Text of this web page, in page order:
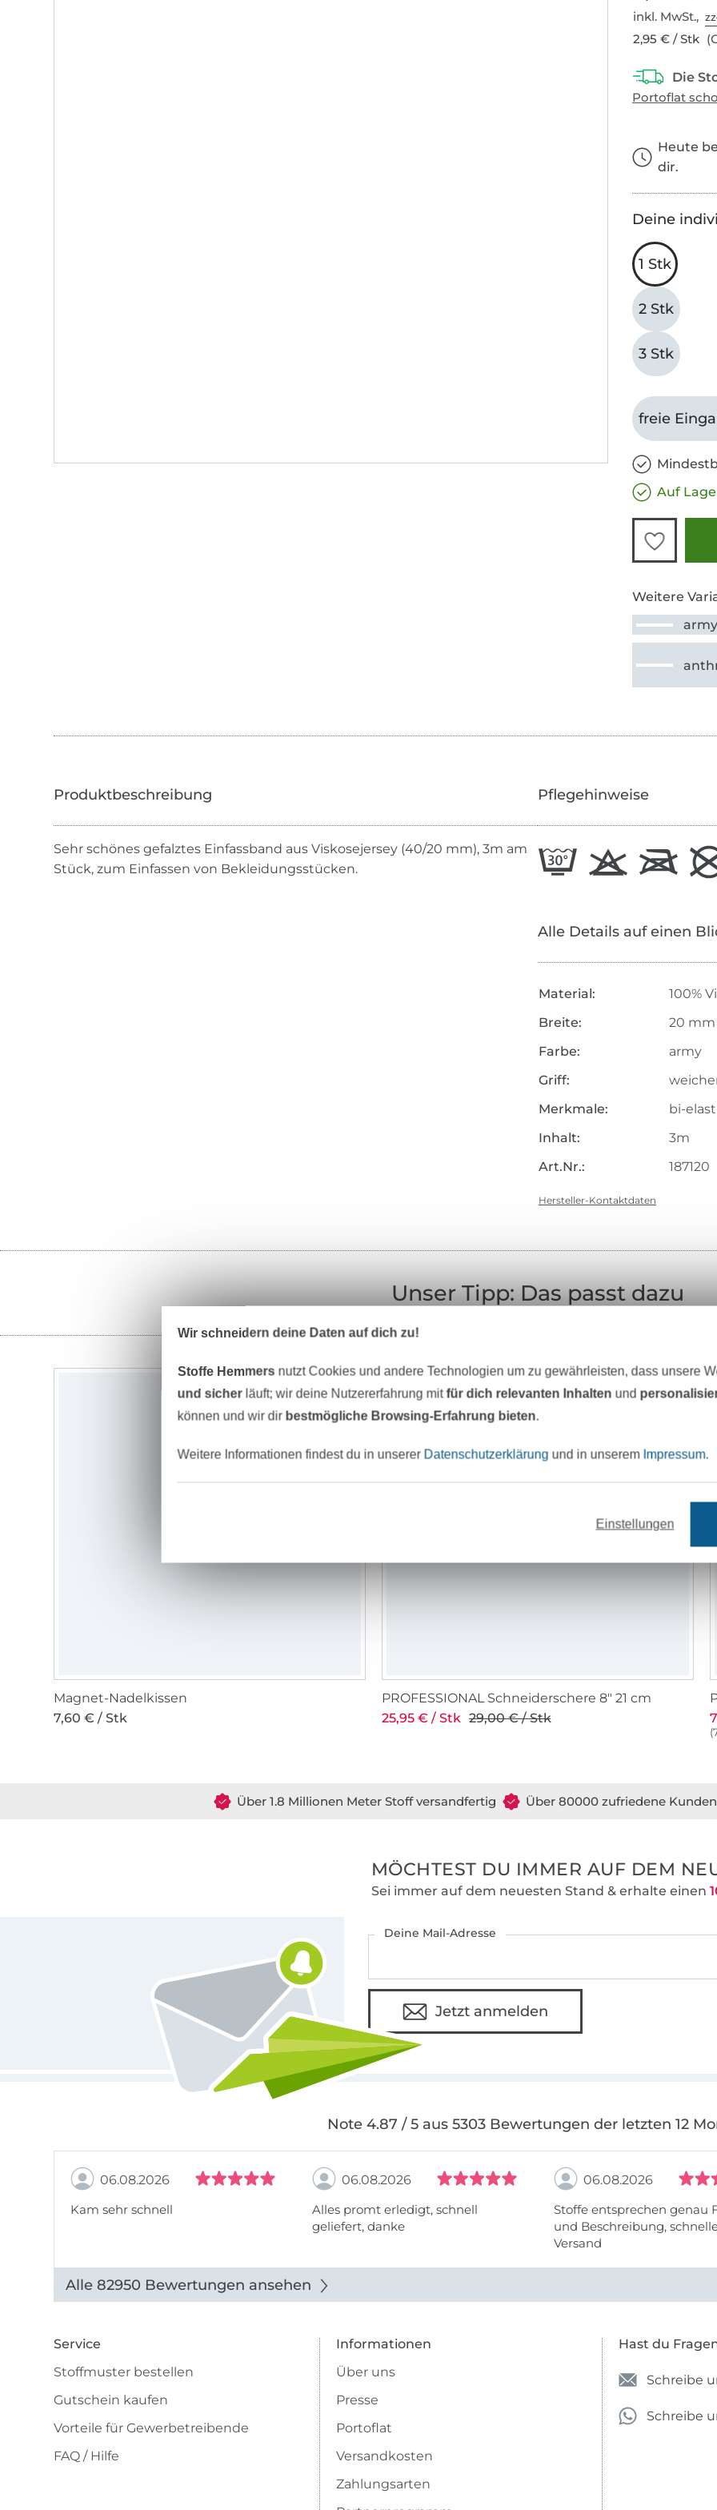
inkl. MwSt.,
2,95 € / Stk
Heute
dir.
Deine
1 Stk
2 Stk
3 Stk
freie
Auf
Weitere
army
Sehr schönes gefalztes Einfassband aus Viskosejersey (40/20 mm), 3m am
Stück, zum Einfassen von Bekleidungsstücken.
Pflegehinweise
Alle Details auf einen
Material:
100%
Breite:
20 mm
Farbe:
army
Griff:
Merkmale:
bi-
Inhalt:
3m
Art.Nr.:
187120
Hersteller-Kontaktdaten
Unser Tipp: Das passt dazu
Magnet-Nadelkissen
7,60 € / Stk
-11%
PROFESSIONAL Schneiderschere 8" 21 cm
25,95 € / Stk 29,00 € / Stk
Über 1.8 Millionen Meter Stoff versandfertig Über 80000 zufriedene Kunden
MÖCHTEST DU IMMER AUF DEM
Sei immer auf dem neuesten Stand & erhalte einen
Deine Mail-Adresse
Jetzt anmelden
Note 4.87 / 5 aus 5303 Bewertungen der letzten 12
06.08.2026
Kam sehr schnell
06.08.2026
Alles promt erledigt, schnell
geliefert, danke
06.08.2026
Stoffe entsprechen genau
und Beschreibung,
Versand
Alle 82950 Bewertungen ansehen
Service
Stoffmuster bestellen
Gutschein kaufen
Vorteile für Gewerbetreibende
FAQ / Hilfe
Informationen
Über uns
Presse
Portoflat
Versandkosten
Zahlungsarten
Hast du
Schreibe
Schreibe
Wir schneidern deine Daten auf dich zu!
Stoffe Hemmers nutzt Cookies und andere Technologien um zu gewährleisten, dass unsere
und sicherläuft; wir deine Nutzererfahrung mitfür dich relevanten Inhalten und
können und wir dir bestmögliche Browsing-Erfahrung bieten.
Weitere Informationen findest du in unserer Datenschutzerklärung und in unserem Impressum.
Einstellungen